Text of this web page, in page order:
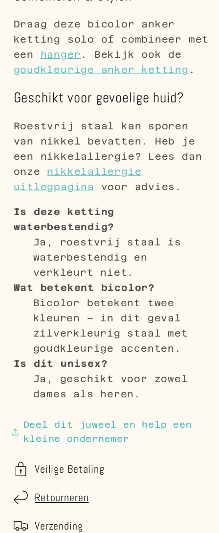
Draag deze bicolor anker
ketting solo of combineer met
een hanger . Bekijk ook de
goudkleurige anker ketting .
Geschikt voor gevoelige huid?
Roestvrij staal kan sporen
van nikkel bevatten. Heb je
een nikkelallergie? Lees dan
onze nikkelallergie
uitlegpagina
voor advies.
Is deze ketting
waterbestendig?
Ja, roestvrij staal is
waterbestendig en
verkleurt niet.
Wat betekent bicolor?
Bicolor betekent twee
kleuren – in dit geval
zilverkleurig staal met
goudkleurige accenten.
Is dit unisex?
Ja, geschikt voor zowel
dames als heren.
Deel dit juweel en help een
kleine ondernemer
Veilige Betaling
Retourneren
Verzending